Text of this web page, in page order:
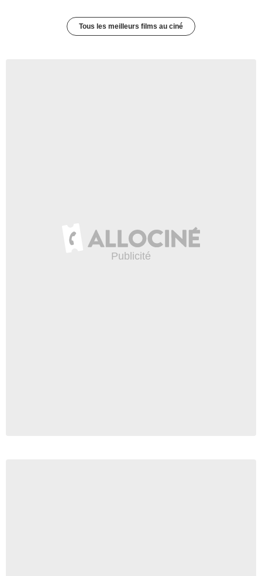
Tous les meilleurs films au ciné